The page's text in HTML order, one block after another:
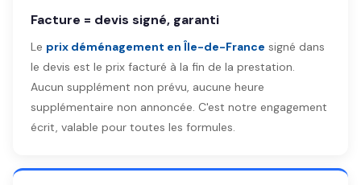
Facture = devis signé, garanti
Le prix déménagement en Île-de-France signé dans
le devis est le prix facturé à la fin de la prestation.
Aucun supplément non prévu, aucune heure
supplémentaire non annoncée. C'est notre engagement
écrit, valable pour toutes les formules.